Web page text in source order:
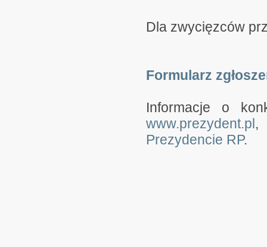
Dla zwycięzców
Formularz
Informacje o
www.prezydent.pl,
Prezydencie RP.